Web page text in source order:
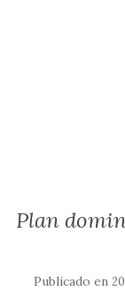
Plan
Publicado en